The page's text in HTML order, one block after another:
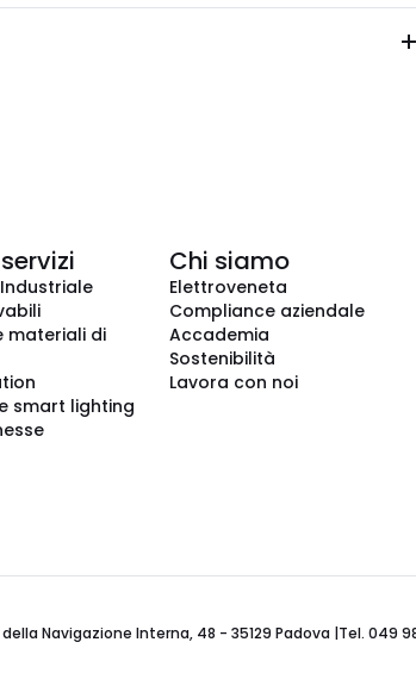
materiali di
smart lighting
Chi siamo
Elettroveneta
Compliance aziendale
Accademia
Sostenibilità
Lavora con noi
Navigazione Interna, 48 - 35129 Padova |Tel. 049